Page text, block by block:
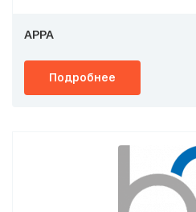
APPA
Подробнее